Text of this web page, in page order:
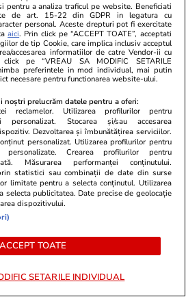
01 aug.
2026. Leii
de
este
fi bine să
Vacanțe și
Însoțitorii
nou obicei
îmbarcare:
pentru a analiza traficul pe website. Beneficiati
de art. 15-22 din GDPR in legatura cu
personal. Aceste drepturi pot fi exercitate
aici. Prin click pe “ACCEPT TOATE”, acceptati
de tip Cookie, care implica inclusiv acceptul
accesarea informatiilor de catre Vendor-ii cu
pe “VREAU SA MODIFIC SETARILE
preferintele in mod individual, mai putin
necesare pentru functionarea website-ului.
noștri prelucrăm datele pentru a oferi:
reclamelor. Utilizarea profilurilor pentru
personalizat. Stocarea și/sau accesarea
Dezvoltarea și îmbunătățirea serviciilor.
personalizat. Utilizarea profilurilor pentru
personalizate. Crearea profilurilor pentru
Măsurarea performanței conținutului.
statistici sau combinații de date din surse
limitate pentru a selecta conținutul. Utilizarea
selecta publicitatea. Date precise de geolocație
dispozitivului.
ACCEPT TOATE
SETARILE INDIVIDUAL